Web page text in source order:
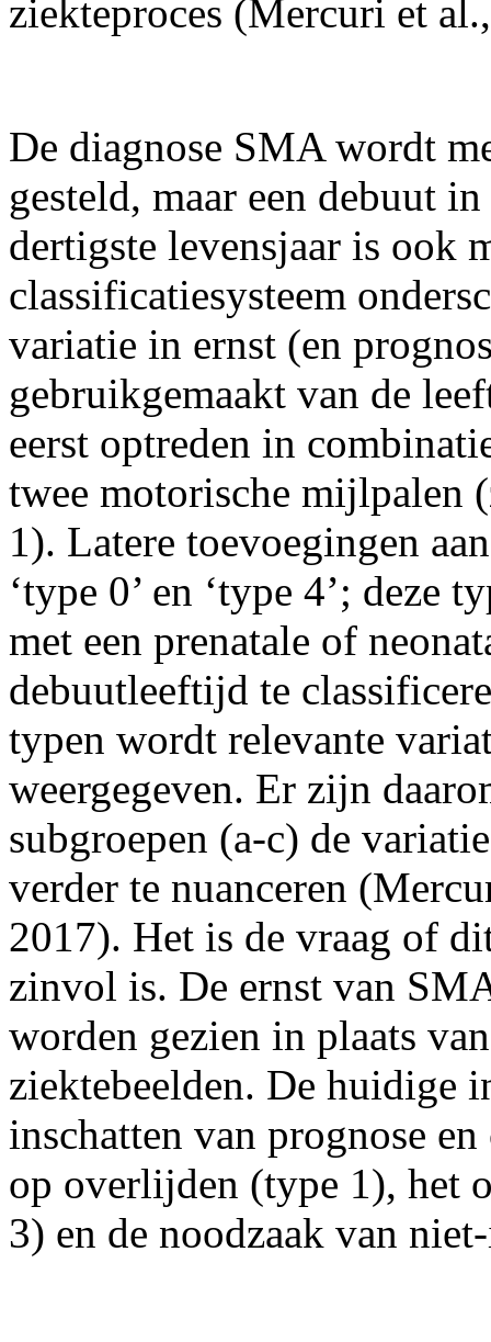
ziekteproces (Mercuri et
De diagnose SMA wordt
gesteld, maar een debuut
dertigste levensjaar is ook
classificatiesysteem
variatie in ernst (en
gebruikgemaakt van de
eerst optreden in
twee motorische mijlpalen
1). Latere toevoegingen
‘type 0’ en ‘type 4’; deze
met een prenatale of
debuutleeftijd te
typen wordt relevante
weergegeven. Er zijn
subgroepen (a-c) de
verder te nuanceren
2017). Het is de vraag of
zinvol is. De ernst van
worden gezien in plaats
ziektebeelden. De huidige
inschatten van prognose
op overlijden (type 1), het
3) en de noodzaak van